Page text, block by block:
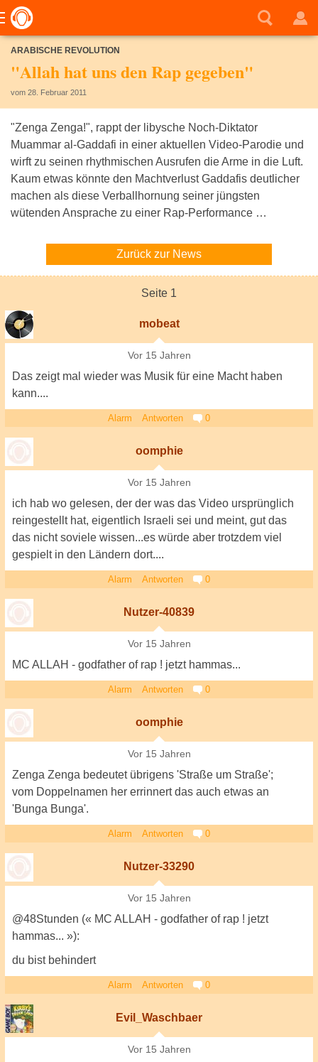
ARABISCHE REVOLUTION
"Allah hat uns den Rap gegeben"
vom 28. Februar 2011
"Zenga Zenga!", rappt der libysche Noch-Diktator
Muammar al-Gaddafi in einer aktuellen Video-Parodie und
wirft zu seinen rhythmischen Ausrufen die Arme in die Luft.
Kaum etwas könnte den Machtverlust Gaddafis deutlicher
machen als diese Verballhornung seiner jüngsten
wütenden Ansprache zu einer Rap-Performance …
Zurück zur News
Seite 1
mobeat
Vor 15 Jahren
Das zeigt mal wieder was Musik für eine Macht haben
kann....
Alarm Antworten 0
oomphie
Vor 15 Jahren
ich hab wo gelesen, der der was das Video ursprünglich
reingestellt hat, eigentlich Israeli sei und meint, gut das
das nicht soviele wissen...es würde aber trotzdem viel
gespielt in den Ländern dort....
Alarm Antworten 0
Nutzer-40839
Vor 15 Jahren
MC ALLAH - godfather of rap ! jetzt hammas...
Alarm Antworten 0
oomphie
Vor 15 Jahren
Zenga Zenga bedeutet übrigens 'Straße um Straße';
vom Doppelnamen her errinnert das auch etwas an
'Bunga Bunga'.
Alarm Antworten 0
Nutzer-33290
Vor 15 Jahren
@48Stunden (« MC ALLAH - godfather of rap ! jetzt
hammas... »):
du bist behindert
Alarm Antworten 0
Evil_Waschbaer
Vor 15 Jahren